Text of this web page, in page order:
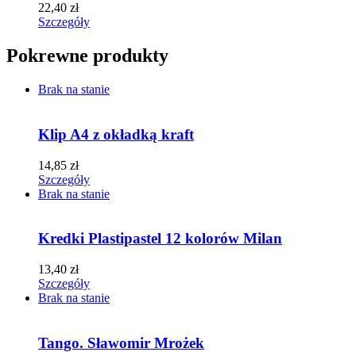
22,40 zł
Szczegóły
Pokrewne produkty
Brak na stanie
Klip A4 z okładką kraft
14,85 zł
Szczegóły
Brak na stanie
Kredki Plastipastel 12 kolorów Milan
13,40 zł
Szczegóły
Brak na stanie
Tango. Sławomir Mrożek